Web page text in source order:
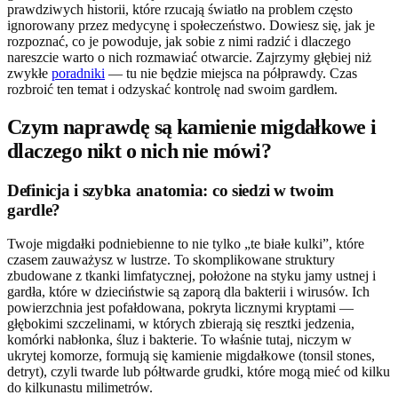
prawdziwych historii, które rzucają światło na problem często
ignorowany przez medycynę i społeczeństwo. Dowiesz się, jak je
rozpoznać, co je powoduje, jak sobie z nimi radzić i dlaczego
nareszcie warto o nich rozmawiać otwarcie. Zajrzymy głębiej niż
zwykłe poradniki — tu nie będzie miejsca na półprawdy. Czas
rozbroić ten temat i odzyskać kontrolę nad swoim gardłem.
Czym naprawdę są kamienie migdałkowe i
dlaczego nikt o nich nie mówi?
Definicja i szybka anatomia: co siedzi w twoim
gardle?
Twoje migdałki podniebienne to nie tylko „te białe kulki”, które
czasem zauważysz w lustrze. To skomplikowane struktury
zbudowane z tkanki limfatycznej, położone na styku jamy ustnej i
gardła, które w dzieciństwie są zaporą dla bakterii i wirusów. Ich
powierzchnia jest pofałdowana, pokryta licznymi kryptami —
głębokimi szczelinami, w których zbierają się resztki jedzenia,
komórki nabłonka, śluz i bakterie. To właśnie tutaj, niczym w
ukrytej komorze, formują się kamienie migdałkowe (tonsil stones,
detryt), czyli twarde lub półtwarde grudki, które mogą mieć od kilku
do kilkunastu milimetrów.